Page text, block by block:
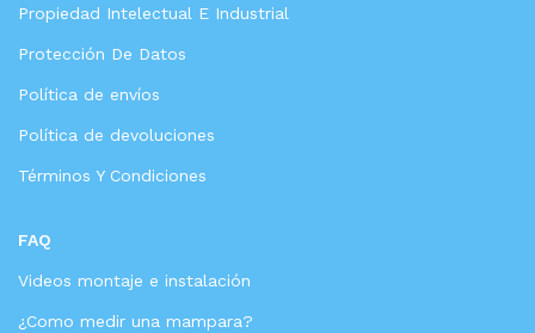
Propiedad Intelectual E Industrial
Protección De Datos
Política de envíos
Política de devoluciones
Términos Y Condiciones
FAQ
Videos montaje e instalación
¿Como medir una mampara?